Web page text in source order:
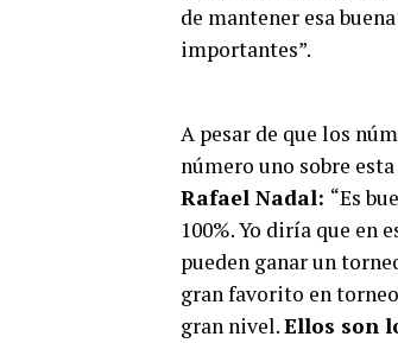
de mantener esa
importantes”.
A pesar de que los
número uno sobre
Rafael Nadal: “Es
100%. Yo diría que en
pueden ganar un
gran favorito en
gran nivel.Ellos son